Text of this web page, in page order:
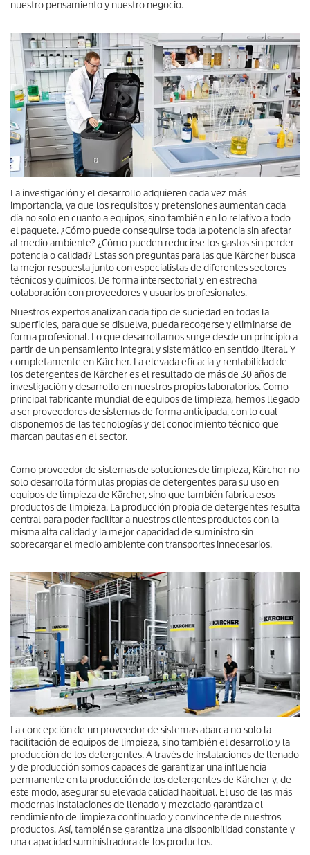
nuestro pensamiento y nuestro negocio.
La investigación y el desarrollo adquieren cada vez más
importancia, ya que los requisitos y pretensiones aumentan cada
día no solo en cuanto a equipos, sino también en lo relativo a todo
el paquete. ¿Cómo puede conseguirse toda la potencia sin afectar
al medio ambiente? ¿Cómo pueden reducirse los gastos sin perder
potencia o calidad? Estas son preguntas para las que Kärcher busca
la mejor respuesta junto con especialistas de diferentes sectores
técnicos y químicos. De forma intersectorial y en estrecha
colaboración con proveedores y usuarios profesionales.
Nuestros expertos analizan cada tipo de suciedad en todas la
superficies, para que se disuelva, pueda recogerse y eliminarse de
forma profesional. Lo que desarrollamos surge desde un principio a
partir de un pensamiento integral y sistemático en sentido literal. Y
completamente en Kärcher. La elevada eficacia y rentabilidad de
los detergentes de Kärcher es el resultado de más de 30 años de
investigación y desarrollo en nuestros propios laboratorios. Como
principal fabricante mundial de equipos de limpieza, hemos llegado
a ser proveedores de sistemas de forma anticipada, con lo cual
disponemos de las tecnologías y del conocimiento técnico que
marcan pautas en el sector.
Como proveedor de sistemas de soluciones de limpieza, Kärcher no
solo desarrolla fórmulas propias de detergentes para su uso en
equipos de limpieza de Kärcher, sino que también fabrica esos
productos de limpieza. La producción propia de detergentes resulta
central para poder facilitar a nuestros clientes productos con la
misma alta calidad y la mejor capacidad de suministro sin
sobrecargar el medio ambiente con transportes innecesarios.
La concepción de un proveedor de sistemas abarca no solo la
facilitación de equipos de limpieza, sino también el desarrollo y la
producción de los detergentes. A través de instalaciones de llenado
y de producción somos capaces de garantizar una influencia
permanente en la producción de los detergentes de Kärcher y, de
este modo, asegurar su elevada calidad habitual. El uso de las más
modernas instalaciones de llenado y mezclado garantiza el
rendimiento de limpieza continuado y convincente de nuestros
productos. Así, también se garantiza una disponibilidad constante y
una capacidad suministradora de los productos.